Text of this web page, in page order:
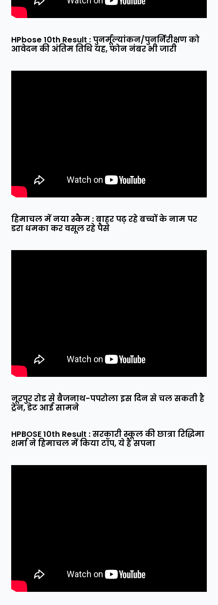
HPbose 10th Result : पुनर्मूल्यांकन/पुनर्निरीक्षण को
आवेदन की अंतिम तिथि यह, फोन नंबर भी जारी
हिमाचल में नया स्कैम : बाहर पढ़ रहे बच्चों के नाम पर
डरा धमका कर वसूल रहे पैसे
नूरपुर रोड से बैजनाथ-पपरोला इस दिन से चल सकती है
ट्रेन, डेट आई सामने
HPBOSE 10th Result : सरकारी स्कूल की छात्रा रिद्धिमा
शर्मा ने हिमाचल में किया टॉप, ये है सपना